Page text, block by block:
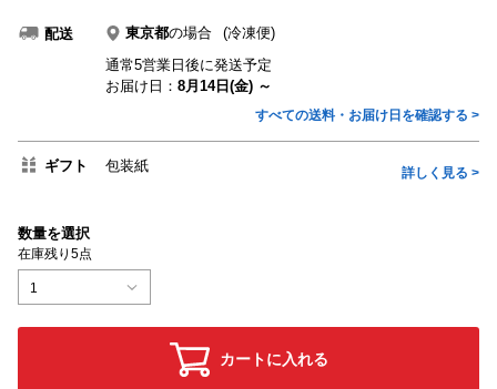
配送 東京都の場合
(冷凍便)
通常5営業日後に発送予定
お届け日： 8月14日(金) ～
すべての送料・お届け日を確認する >
ギフト 包装紙 詳しく見る >
数量を選択
在庫残り5点
1
カートに入れる